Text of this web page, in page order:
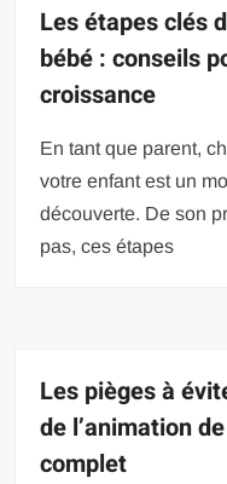
Les étapes clés
bébé : conseils
croissance
En tant que parent,
votre enfant est un
découverte. De son
pas, ces étapes
Les pièges à
de l’animation
complet